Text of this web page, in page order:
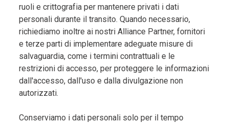
ruoli e crittografia per mantenere privati i dati
personali durante il transito. Quando necessario,
richiediamo inoltre ai nostri Alliance Partner, fornitori
e terze parti di implementare adeguate misure di
salvaguardia, come i termini contrattuali e le
restrizioni di accesso, per proteggere le informazioni
dall'accesso, dall'uso e dalla divulgazione non
autorizzati.
Conserviamo i dati personali solo per il tempo